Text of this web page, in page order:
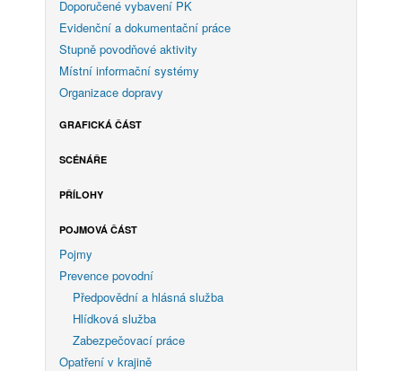
Doporučené vybavení PK
Evidenční a dokumentační práce
Stupně povodňové aktivity
Místní informační systémy
Organizace dopravy
GRAFICKÁ ČÁST
SCÉNÁŘE
PŘÍLOHY
POJMOVÁ ČÁST
Pojmy
Prevence povodní
Předpovědní a hlásná služba
Hlídková služba
Zabezpečovací práce
Opatření v krajině